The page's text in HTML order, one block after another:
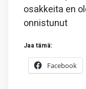
osakkeita en
onnistunut
Jaa tämä:
Facebook